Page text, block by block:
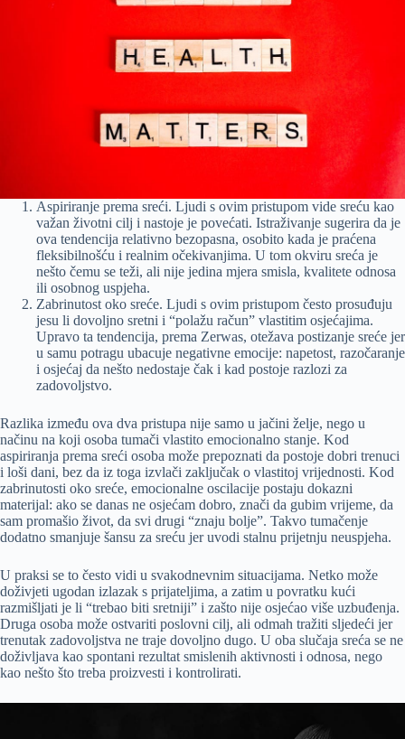
Aspiriranje prema sreći. Ljudi s ovim pristupom vide sreću kao
važan životni cilj i nastoje je povećati. Istraživanje sugerira da je
ova tendencija relativno bezopasna, osobito kada je praćena
fleksibilnošću i realnim očekivanjima. U tom okviru sreća je
nešto čemu se teži, ali nije jedina mjera smisla, kvalitete odnosa
ili osobnog uspjeha.
Zabrinutost oko sreće. Ljudi s ovim pristupom često prosuđuju
jesu li dovoljno sretni i “polažu račun” vlastitim osjećajima.
Upravo ta tendencija, prema Zerwas, otežava postizanje sreće jer
u samu potragu ubacuje negativne emocije: napetost, razočaranje
i osjećaj da nešto nedostaje čak i kad postoje razlozi za
zadovoljstvo.
Razlika između ova dva pristupa nije samo u jačini želje, nego u
načinu na koji osoba tumači vlastito emocionalno stanje. Kod
aspiriranja prema sreći osoba može prepoznati da postoje dobri trenuci
i loši dani, bez da iz toga izvlači zaključak o vlastitoj vrijednosti. Kod
zabrinutosti oko sreće, emocionalne oscilacije postaju dokazni
materijal: ako se danas ne osjećam dobro, znači da gubim vrijeme, da
sam promašio život, da svi drugi “znaju bolje”. Takvo tumačenje
dodatno smanjuje šansu za sreću jer uvodi stalnu prijetnju neuspjeha.
U praksi se to često vidi u svakodnevnim situacijama. Netko može
doživjeti ugodan izlazak s prijateljima, a zatim u povratku kući
razmišljati je li “trebao biti sretniji” i zašto nije osjećao više uzbuđenja.
Druga osoba može ostvariti poslovni cilj, ali odmah tražiti sljedeći jer
trenutak zadovoljstva ne traje dovoljno dugo. U oba slučaja sreća se ne
doživljava kao spontani rezultat smislenih aktivnosti i odnosa, nego
kao nešto što treba proizvesti i kontrolirati.